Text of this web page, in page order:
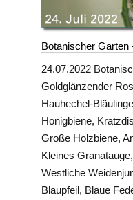
Botanischer Garten
24.07.2022
Goldglänzender
Hauhechel-
Honigbiene,
Große Holzbiene,
Kleines
Westliche
Blaupfeil, Blaue